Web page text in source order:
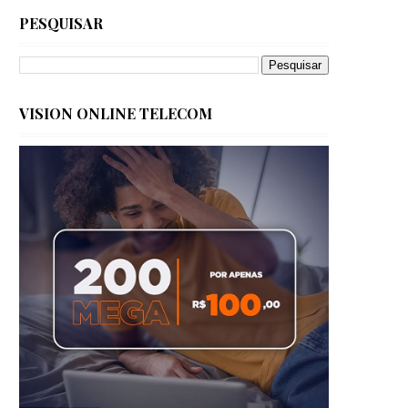
PESQUISAR
VISION ONLINE TELECOM